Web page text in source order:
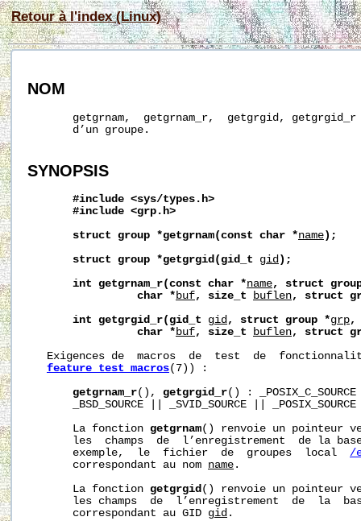
Retour à l'index (Linux)
NOM
getgrnam,  getgrnam_r,  getgrgid,
       d’un groupe.
SYNOPSIS
#include <sys/types.h>
#include <grp.h>
struct group *getgrnam(const char *name );
struct group *getgrgid(gid_t gid );
int getgrnam_r(const char *name, struct
char *buf, size_t buflen, struct
int getgrgid_r(gid_t gid, struct group *grp,
char *buf, size_t buflen, struct
Exigences de  macros  de  test  de
feature_test_macros(7)) :
getgrnam_r(), getgrgid_r() :
       _BSD_SOURCE || _SVID_SOURCE || _POSIX_SOURCE
       La fonction
getgrnam() renvoie un pointeur
les  champs  de  l’enregistrement  de la
       exemple,  le  fichier  de  groupes  local
/
       correspondant au nom
name .
       La fonction
getgrgid() renvoie un pointeur
les champs  de  l’enregistrement  de  la
       correspondant au GID
gid .